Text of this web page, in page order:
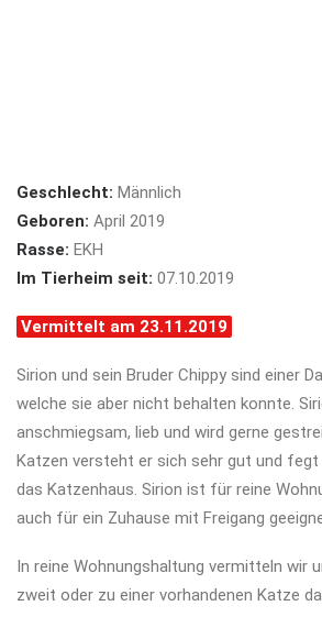
Geschlecht: Männlich
Geboren: April 2019
Rasse: EKH
Im Tierheim seit: 07.10.2019
Vermittelt am 23.11.2019
Sirion und sein Bruder Chippy sind einer
welche sie aber nicht behalten konnte.
anschmiegsam, lieb und wird gerne
Katzen versteht er sich sehr gut und fegt
das Katzenhaus. Sirion ist für reine
auch für ein Zuhause mit Freigang
In reine Wohnungshaltung vermitteln wir
zweit oder zu einer vorhandenen Katze